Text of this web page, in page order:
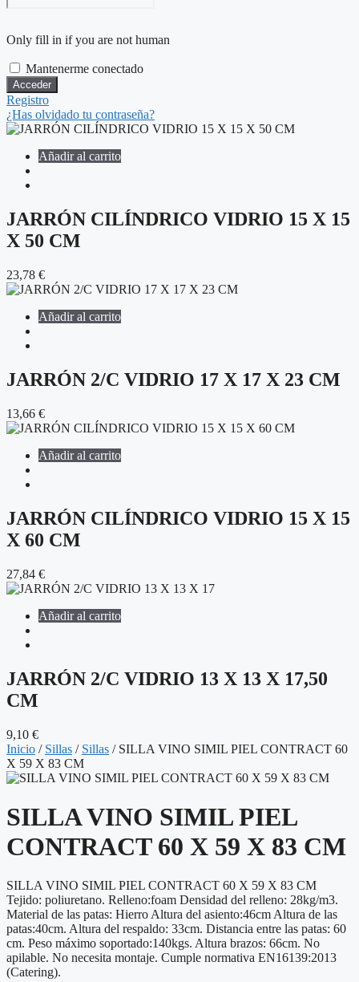
Only fill in if you are not human
Mantenerme conectado
Registro
¿Has olvidado tu contraseña?
Añadir al carrito
JARRÓN CILÍNDRICO VIDRIO 15 X 15
X 50 CM
23,78 €
Añadir al carrito
JARRÓN 2/C VIDRIO 17 X 17 X 23 CM
13,66 €
Añadir al carrito
JARRÓN CILÍNDRICO VIDRIO 15 X 15
X 60 CM
27,84 €
Añadir al carrito
JARRÓN 2/C VIDRIO 13 X 13 X 17,50
CM
9,10 €
Inicio / Sillas / Sillas / SILLA VINO SIMIL PIEL CONTRACT 60
X 59 X 83 CM
SILLA VINO SIMIL PIEL
CONTRACT 60 X 59 X 83 CM
SILLA VINO SIMIL PIEL CONTRACT 60 X 59 X 83 CM
Tejido: poliuretano. Relleno:foam Densidad del relleno: 28kg/m3.
Material de las patas: Hierro Altura del asiento:46cm Altura de las
patas:40cm. Altura del respaldo: 33cm. Distancia entre las patas: 60
cm. Peso máximo soportado:140kgs. Altura brazos: 66cm. No
apilable. No necesita montaje. Cumple normativa EN16139:2013
(Catering).